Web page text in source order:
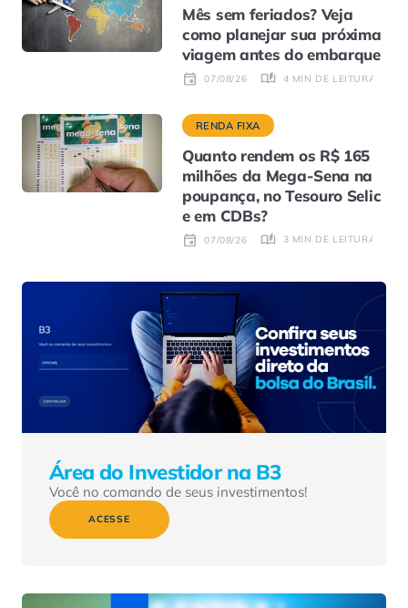
Mês sem feriados? Veja
como planejar sua próxima
viagem antes do embarque
07/08/26 4 MIN DE LEITURA
RENDA FIXA
Quanto rendem os R$ 165
milhões da Mega-Sena na
poupança, no Tesouro Selic
e em CDBs?
07/08/26 3 MIN DE LEITURA
Área do Investidor na B3
Você no comando de seus investimentos!
ACESSE